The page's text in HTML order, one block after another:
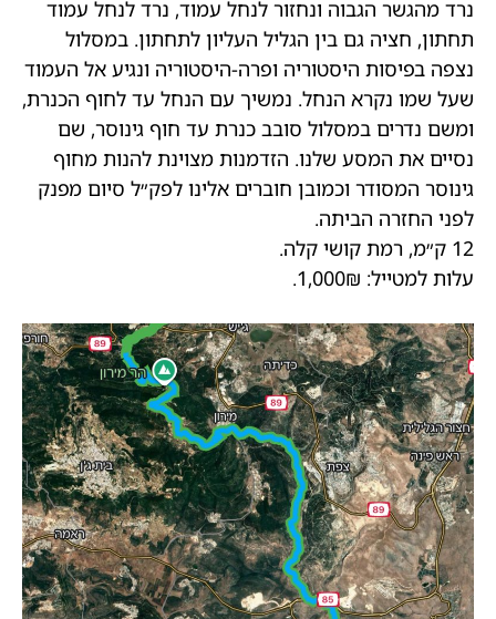
נרד מהגשר הגבוה ונחזור לנחל עמוד, נרד לנחל עמוד
תחתון, חציה גם בין הגליל העליון לתחתון. במסלול
נצפה בפיסות היסטוריה ופרה-היסטוריה ונגיע אל העמוד
שעל שמו נקרא הנחל. נמשיך עם הנחל עד לחוף הכנרת,
ומשם נדרים במסלול סובב כנרת עד חוף גינוסר, שם
נסיים את המסע שלנו. הזדמנות מצוינת להנות מחוף
גינוסר המסודר וכמובן חוברים אלינו לפק״ל סיום מפנק
לפני החזרה הביתה.
12 ק״מ, רמת קושי קלה.
עלות למטייל: 1,000₪.